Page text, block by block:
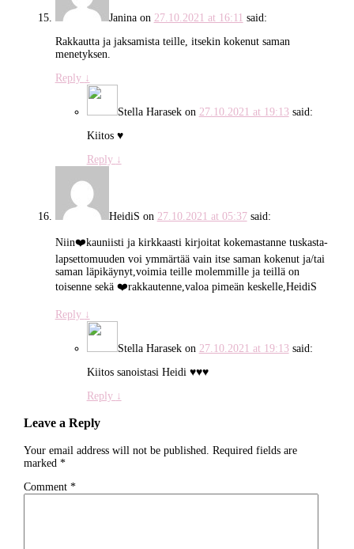
Janinaon 27.10.2021 at 16:11 said:
Rakkautta ja jaksamista teille, itsekin kokenut saman
menetyksen.
Reply ↓
Stella Harasekon 27.10.2021 at 19:13 said:
Kiitos ♥
Reply ↓
HeidiS on 27.10.2021 at 05:37 said:
Niin❤️kauniisti ja kirkkaasti kirjoitat kokemastanne tuskasta-
lapsettomuuden voi ymmärtää vain itse saman kokenut ja/tai
saman läpikäynyt,voimia teille molemmille ja teillä on
toisenne sekä ❤️rakkautenne,valoa pimeän keskelle,HeidiS
Reply ↓
Stella Harasekon 27.10.2021 at 19:13 said:
Kiitos sanoistasi Heidi ♥♥♥
Reply ↓
Leave a Reply
Your email address will not be published. Required fields are
marked *
Comment *